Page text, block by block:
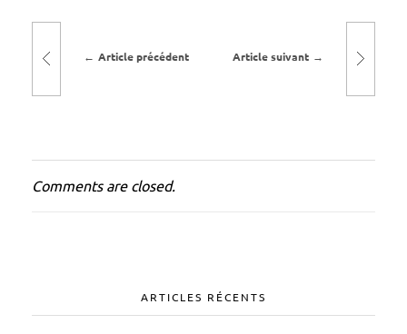
l
e
p
i
m
Article précédent Article suivant
Comments are closed.
ARTICLES RÉCENTS